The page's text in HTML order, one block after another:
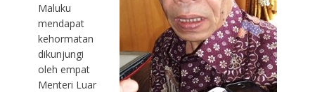
Maluku
mendapat
kehormatan
dikunjungi
oleh empat
Menteri Luar